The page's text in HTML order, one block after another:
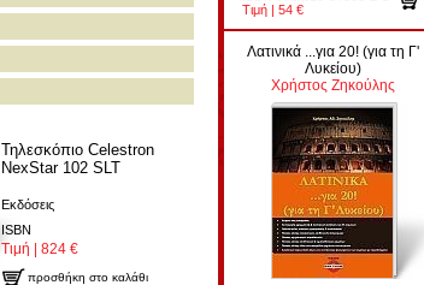
Τηλεσκόπιο Celestron
NexStar 102 SLT
Εκδόσεις
ISBN
Τιμή | 824 €
προσθήκη στο καλάθι
Τιμή | 54 €
Λατινικά ...για 20! (για τη Γ'
Λυκείου)
Χρήστος Ζηκούλης